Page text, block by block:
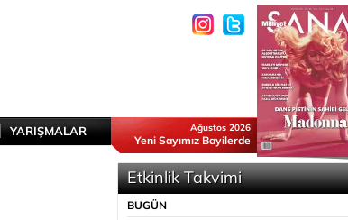
YARIŞMALAR Ağustos 2026
Yeni Sayımız Bayilerde
Etkinlik Takvimi
BUGÜN